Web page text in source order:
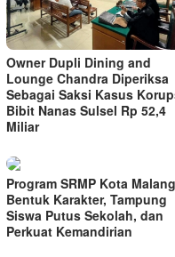
Owner Dupli Dining and
Lounge Chandra Diperiksa
Sebagai Saksi Kasus
Bibit Nanas Sulsel Rp 52,4
Miliar
Program SRMP Kota
Bentuk Karakter, Tampung
Siswa Putus Sekolah, dan
Perkuat Kemandirian